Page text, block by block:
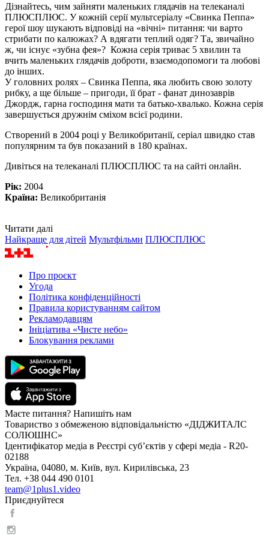
Дізнайтесь, чим зайняти маленьких глядачів на телеканалі
ПЛЮСПЛЮС. У кожній серії мультсеріалу «Свинка Пеппа»
герої шоу шукають відповіді на «вічні» питання: чи варто
стрибати по калюжах? А вдягати теплий одяг? Та, звичайно
ж, чи існує «зубна фея»? Кожна серія триває 5 хвилин та
вчить маленьких глядачів доброти, взаємодопомоги та любові
до інших.
У головних ролях – Свинка Пеппа, яка любить свою золоту
рибку, а ще більше – пригоди, її брат - фанат динозаврів
Джордж, гарна господиня мати та батько-хвалько. Кожна серія
завершується дружнім сміхом всієї родини.
Створений в 2004 році у Великобританії, серіал швидко став
популярним та був показаний в 180 країнах.
Дивіться на телеканалі ПЛЮСПЛЮС та на сайті онлайн.
Рік: 2004
Країна: Великобританія
Читати далі
Найкраще для дітей Мультфільми ПЛЮСПЛЮС
Про проєкт
Угода
Політика конфіденційності
Правила користуванням сайтом
Рекламодавцям
Ініціатива «Чисте небо»
Блокування реклами
Маєте питання? Напишіть нам
Товариство з обмеженою відповідальністю «ДІДЖИТАЛС
СОЛЮШНС»
Ідентифікатор медіа в Реєстрі суб’єктів у сфері медіа - R20-
02188
Україна, 04080, м. Київ, вул. Кирилівська, 23
Тел. +38 044 490 0101
team@1plus1.video
Приєднуйтеся